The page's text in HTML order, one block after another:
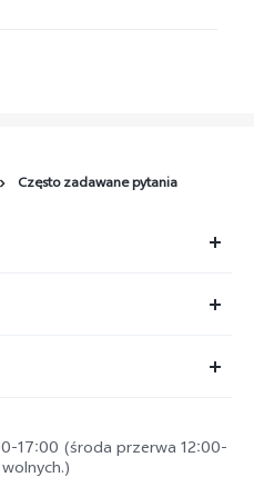
Często zadawane pytania
17:00 (środa przerwa 12:00-